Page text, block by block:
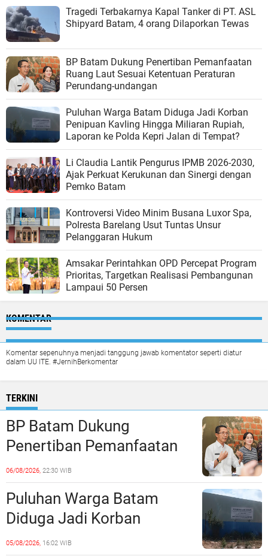
Tragedi Terbakarnya Kapal Tanker di PT. ASL
Shipyard Batam, 4 orang Dilaporkan Tewas
BP Batam Dukung Penertiban Pemanfaatan
Ruang Laut Sesuai Ketentuan Peraturan
Perundang-undangan
Puluhan Warga Batam Diduga Jadi Korban
Penipuan Kavling Hingga Miliaran Rupiah,
Laporan ke Polda Kepri Jalan di Tempat?
Li Claudia Lantik Pengurus IPMB 2026-2030,
Ajak Perkuat Kerukunan dan Sinergi dengan
Pemko Batam
Kontroversi Video Minim Busana Luxor Spa,
Polresta Barelang Usut Tuntas Unsur
Pelanggaran Hukum
Amsakar Perintahkan OPD Percepat Program
Prioritas, Targetkan Realisasi Pembangunan
Lampaui 50 Persen
KOMENTAR
Komentar sepenuhnya menjadi tanggung jawab komentator seperti diatur
dalam UU ITE. #JernihBerkomentar
TERKINI
BP Batam Dukung
Penertiban Pemanfaatan
Ruang Laut Sesuai
Ketentuan Peraturan
Perundang-undangan
06/08/2026, 22:30 WIB
Puluhan Warga Batam
Diduga Jadi Korban
Penipuan Kavling Hingga
05/08/2026, 16:02 WIB